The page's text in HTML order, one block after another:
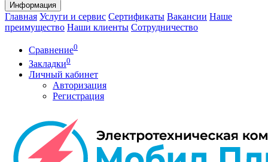
Информация
Главная Услуги и сервис Сертификаты Вакансии Наше
преимущество Наши клиенты Сотрудничество
Сравнение0
Закладки0
Личный кабинет
Авторизация
Регистрация